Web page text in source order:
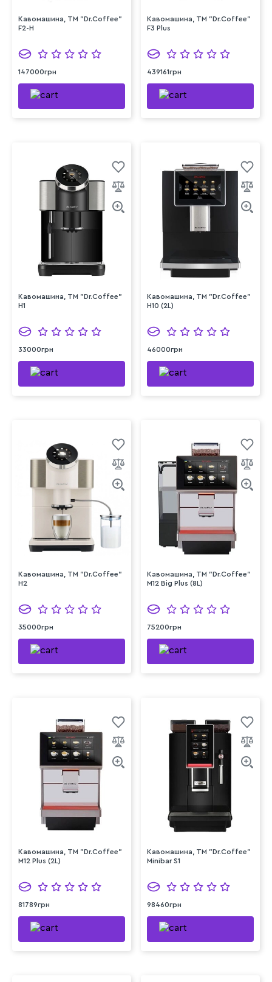
Кавомашина, ТМ "Dr.Coffee"
F2-H
147000грн
Кавомашина, ТМ "Dr.Coffee"
F3 Plus
439161грн
Кавомашина, ТМ "Dr.Coffee"
H1
33000грн
Кавомашина, ТМ "Dr.Coffee"
H10 (2L)
46000грн
Кавомашина, ТМ "Dr.Coffee"
H2
35000грн
Кавомашина, ТМ "Dr.Coffee"
M12 Big Plus (8L)
75200грн
Кавомашина, ТМ "Dr.Coffee"
M12 Plus (2L)
81789грн
Кавомашина, ТМ "Dr.Coffee"
Minibar S1
98460грн